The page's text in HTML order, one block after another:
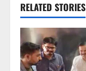
n
a
v
RELATED STORIES